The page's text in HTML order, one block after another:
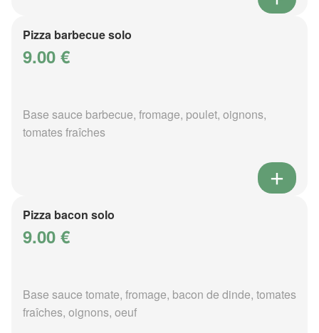
Pizza barbecue solo
9.00 €
Base sauce barbecue, fromage, poulet, oignons,
tomates fraîches
Pizza bacon solo
9.00 €
Base sauce tomate, fromage, bacon de dinde, tomates
fraîches, oignons, oeuf